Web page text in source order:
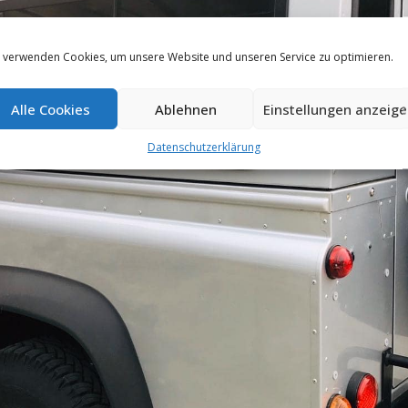
verwenden Cookies, um unsere Website und unseren Service zu optimieren.
Alle Cookies Ablehnen Einstellungen
Datenschutzerklärung